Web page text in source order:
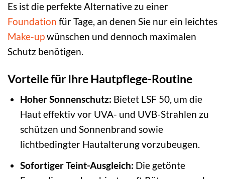
Es ist die perfekte Alternative zu einer
Foundation für Tage, an denen Sie nur ein leichtes
Make-upwünschen und dennoch maximalen
Schutz benötigen.
Vorteile für Ihre Hautpflege-Routine
Hoher Sonnenschutz: Bietet LSF 50, um die
Haut effektiv vor UVA- und UVB-Strahlen zu
schützen und Sonnenbrand sowie
lichtbedingter Hautalterung vorzubeugen.
Sofortiger Teint-Ausgleich: Die getönte